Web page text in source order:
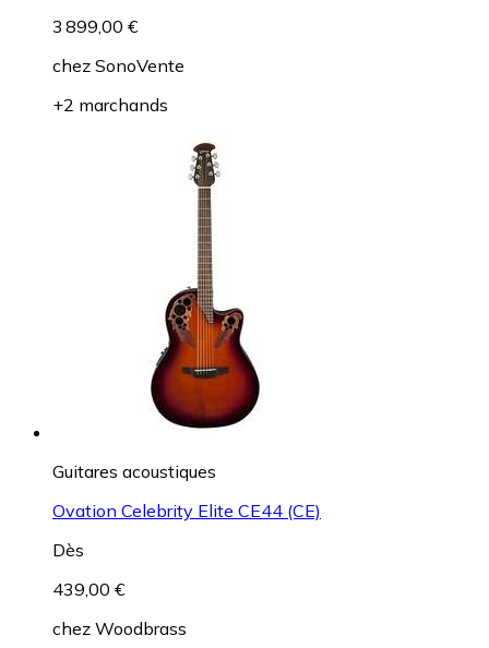
3 899,00 €
chez SonoVente
+2 marchands
Guitares acoustiques
Ovation Celebrity Elite CE44 (CE)
Dès
439,00 €
chez Woodbrass